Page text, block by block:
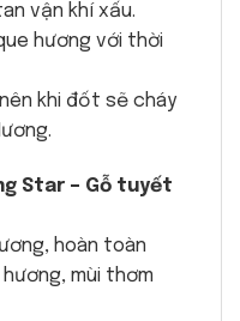
vận khí xấu.
hương với thời
khi đốt sẽ cháy
Star – Gỗ tuyết
hoàn toàn
mùi thơm